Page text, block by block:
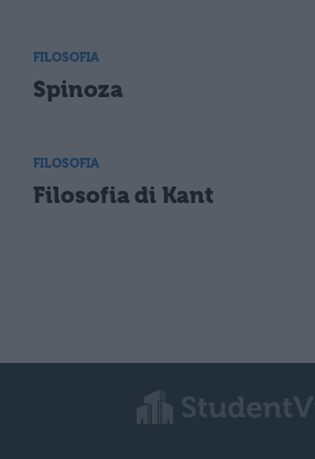
FILOSOFIA
Spinoza
FILOSOFIA
Filosofia di Kant